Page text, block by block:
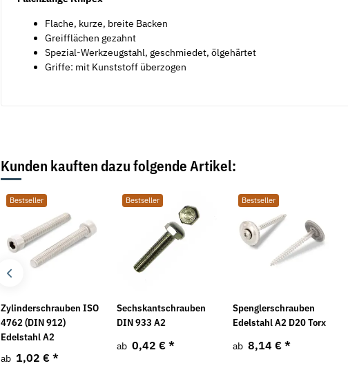
Flache, kurze, breite Backen
Greifflächen gezahnt
Spezial-Werkzeugstahl, geschmiedet, ölgehärtet
Griffe: mit Kunststoff überzogen
Kunden kauften dazu folgende Artikel:
Bestseller
Zylinderschrauben ISO
4762 (DIN 912)
Edelstahl A2
ab 1,02 € *
Bestseller
Sechskantschrauben
DIN 933 A2
ab 0,42 € *
Bestseller
Spenglerschrauben
Edelstahl A2 D20 Torx
ab 8,14 € *